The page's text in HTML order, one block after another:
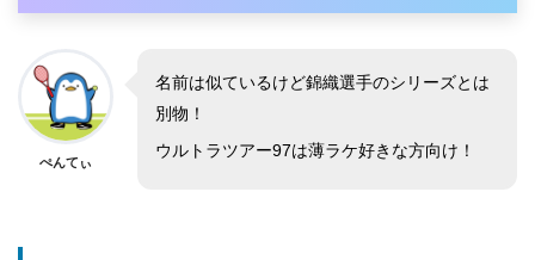
ぺんてぃ
名前は似ているけど錦織選手のシリーズとは
別物！
ウルトラツアー97は薄ラケ好きな方向け！